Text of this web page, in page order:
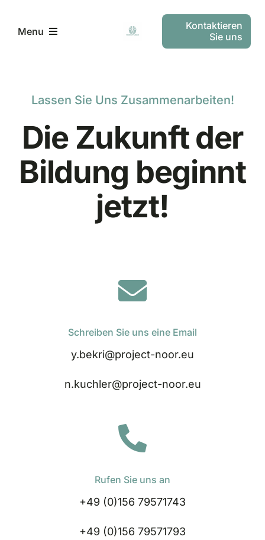
Menu
Unternehmen
Kontaktieren
Sie uns
Lassen Sie Uns Zusammenarbeiten!
Die Zukunft der
Bildung beginnt
jetzt!
Schreiben Sie uns eine Email
y.bekri@project-noor.eu
n.kuchler@project-noor.eu
Rufen Sie uns an
+49 (0)156 79571743
+49 (0)156 79571793